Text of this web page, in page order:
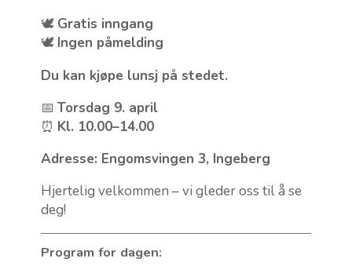
🕊 Gratis inngang
🕊 Ingen påmelding
Du kan kjøpe lunsj på stedet.
📅 Torsdag 9. april
⏰ Kl. 10.00–14.00
Adresse: Engomsvingen 3, Ingeberg
Hjertelig velkommen – vi gleder oss til å se
deg!
Program for dagen: